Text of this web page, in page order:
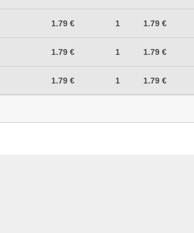
1.79 € 1 1.79 €
1.79 € 1 1.79 €
1.79 € 1 1.79 €